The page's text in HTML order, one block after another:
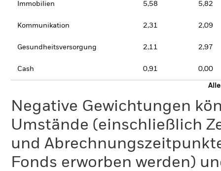
Immobilien 5,58 5,82
Kommunikation 2,31 2,09
Gesundheitsversorgung 2,11 2,97
Cash 0,91 0,00
Negative Gewichtungen
Umstände (einschließlich
und
Fonds erworben werden)